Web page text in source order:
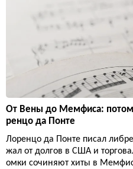
От Вены до Мемфиса:
ренцо да Понте
Лоренцо да Понте писал
жал от долгов в США и
омки сочиняют хиты в